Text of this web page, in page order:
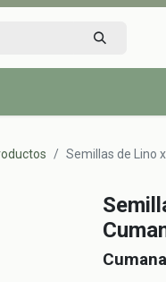
Semillas de Lino
Cumana